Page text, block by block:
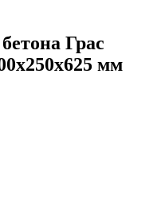
Грас
мм